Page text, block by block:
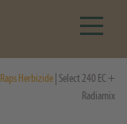
Raps Herbizide | Select 240 EC +
Radiamix